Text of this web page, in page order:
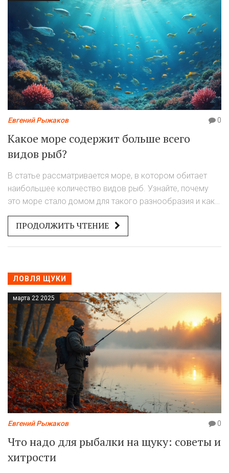
Евгений Рыжаков 0
Какое море содержит больше всего
видов рыб?
В статье рассматривается море, в котором обитает
наибольшее количество видов рыб. Узнайте, почему
это море стало домом для такого разнообразия и как
это связано с историей рыболовства. Статья поделится
интересными фактами о морских экосистемах и даст
ПРОДОЛЖИТЬ ЧТЕНИЕ
ЛОВЛЯ ЩУКИ
марта 22 2025
Евгений Рыжаков 0
Что надо для рыбалки на щуку: советы и
хитрости